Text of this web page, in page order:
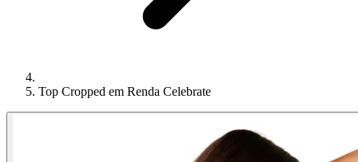
Top Cropped em Renda Celebrate